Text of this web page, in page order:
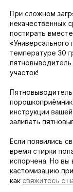
При сложном
некачественных
постирать
«Универсального
температуре 30
пятновыводитель
участок!
инструкции
заливать
Если появились
время стирки
испорчена. Но
кастомизацию
как свяжитесь с